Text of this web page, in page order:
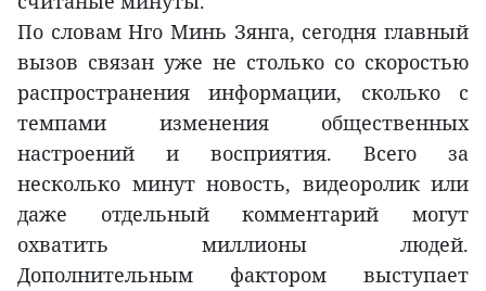
По словам Нго Минь Зянга, сегодня главный
вызов связан уже не столько со скоростью
распространения информации, сколько с
темпами изменения общественных
настроений и восприятия. Всего за
несколько минут новость, видеоролик или
даже отдельный комментарий могут
охватить миллионы людей.
Дополнительным фактором выступает